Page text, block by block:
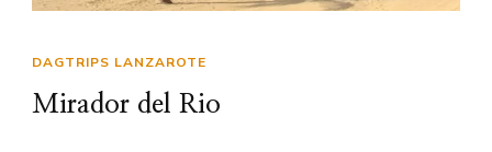
DAGTRIPS LANZAROTE
Mirador del Rio